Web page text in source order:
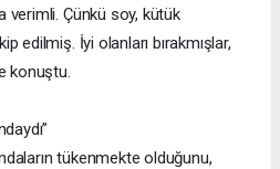
verimli. Çünkü soy, kütük
edilmiş. İyi olanları bırakmışlar,
konuştu.
tükenmekte olduğunu,